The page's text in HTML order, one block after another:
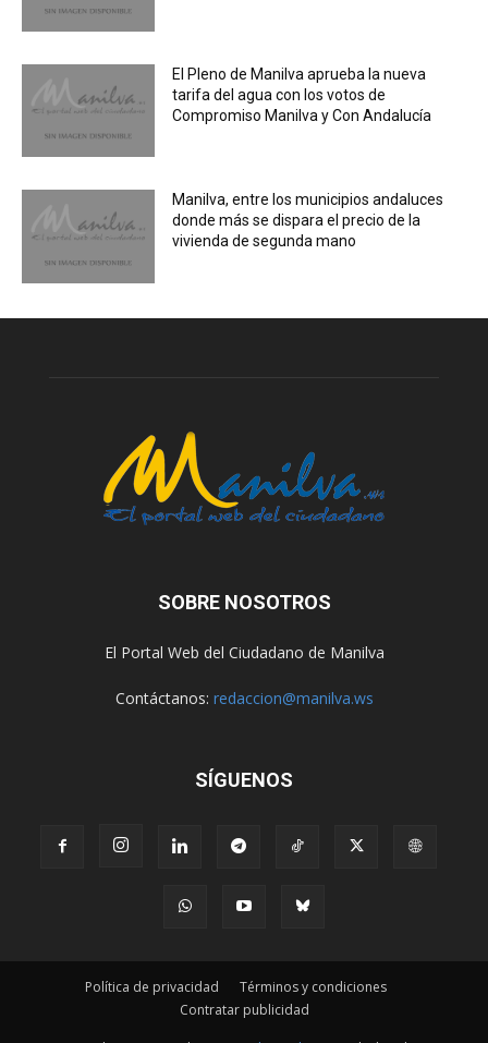
El Pleno de Manilva aprueba la nueva
tarifa del agua con los votos de
Compromiso Manilva y Con Andalucía
Manilva, entre los municipios andaluces
donde más se dispara el precio de la
vivienda de segunda mano
SOBRE NOSOTROS
El Portal Web del Ciudadano de Manilva
Contáctanos: redaccion@manilva.ws
SÍGUENOS
Política de privacidad
Términos y condiciones
Contratar publicidad